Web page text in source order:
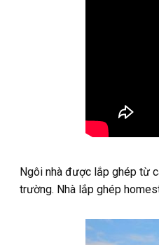
Ngôi nhà được lắp ghép từ
trường. Nhà lắp ghép